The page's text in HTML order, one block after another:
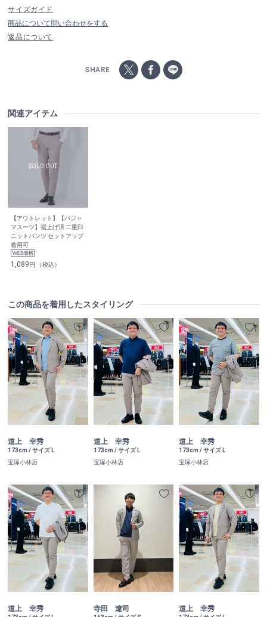
サイズガイド
商品について問い合わせをする
返品について
SHARE
関連アイテム
【アウトレット】【パジャ
マスーツ】裾上げ済 二重臼
ニットパンツ セットアップ
着用可
1,089円 （税込）
この商品を着用したスタイリング
道上 幸秀
173cm / サイズ L
宝塚小林店
道上 幸秀
173cm / サイズ L
宝塚小林店
道上 幸秀
173cm / サイズ L
宝塚小林店
道上 幸秀 寺田 遼司 道上 幸秀